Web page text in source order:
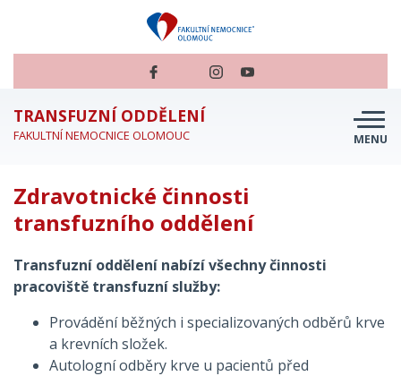
TRANSFUZNÍ ODDĚLENÍ
FAKULTNÍ NEMOCNICE OLOMOUC MENU
JSEM DÁRCE
JSEM ZDRAVOTNÍK
PŘÍBĚHY DAROVANÉ KRVE
TRANSFUZKA NA CESTÁCH
Zdravotnické činnosti
transfuzního oddělení
Transfuzní oddělení nabízí všechny činnosti
pracoviště transfuzní služby:
Provádění běžných i specializovaných odběrů krve
a krevních složek.
Autologní odběry krve u pacientů před